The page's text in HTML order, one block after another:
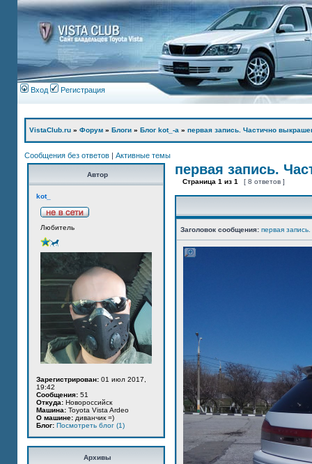
Вход Регистрация
VistaClub.ru » Форум » Блоги » Блог kot_-а » первая запись. Частично
Сообщения без ответов | Активные темы
Автор
kot_
Любитель
Зарегистрирован: 01 июл 2017,
19:42
Сообщения: 51
Откуда: Новороссийск
Машина: Toyota Vista Ardeo
О машине: диванчик =)
Блог: Посмотреть блог (1)
Архивы
первая запись.
Страница 1 из 1 [ 8 ответов ]
Заголовок сообщения: первая